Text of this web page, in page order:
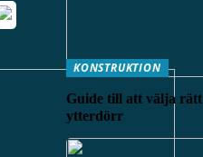
KONSTRUKTION
Guide till att välja rätt
ytterdörr